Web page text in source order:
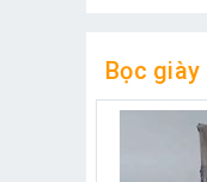
Bọc